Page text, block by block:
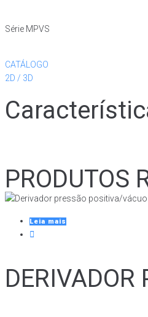
Série MPVS
CATÁLOGO
2D / 3D
PRODUTOS
Leia mais
DERIVADOR